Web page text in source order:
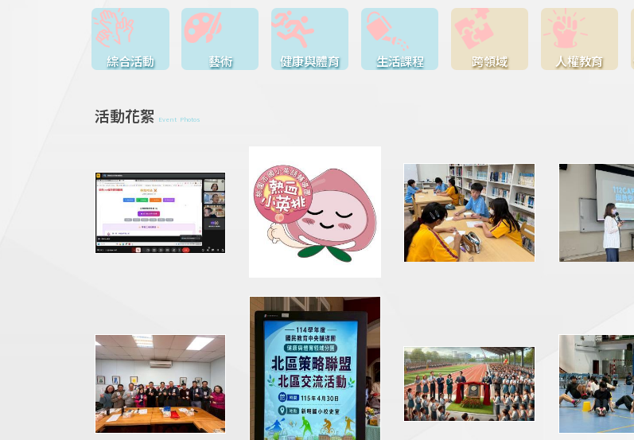
綜合活動 藝術 健康與體育 生活課程 跨領域 人權教育
活動花絮 Event Photos